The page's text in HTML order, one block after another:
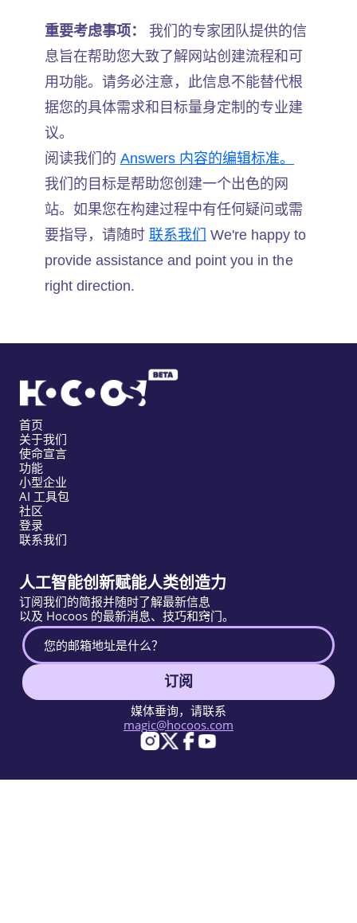
重要考虑事项：
我们的专家团队提供的信
息旨在帮助您大致了解网站创建流程和可
用功能。请务必注意，此信息不能替代根
据您的具体需求和目标量身定制的专业建
议。
阅读我们的 Answers 内容的编辑标准。
我们的目标是帮助您创建一个出色的网
站。如果您在构建过程中有任何疑问或需
要指导，请随时 联系我们 We're happy to
provide assistance and point you in the
right direction.
首页
关于我们
使命宣言
功能
小型企业
AI 工具包
社区
登录
联系我们
人工智能创新赋能人类创造力
订阅我们的简报并随时了解最新信息
以及 Hocoos 的最新消息、技巧和窍门。
订阅
媒体垂询，请联系
magic@hocoos.com